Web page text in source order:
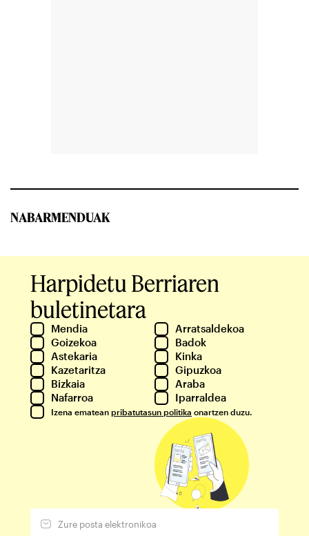
NABARMENDUAK
Harpidetu Berriaren
buletinetara
Mendia
Arratsaldekoa
Goizekoa
Badok
Astekaria
Kinka
Kazetaritza
Gipuzkoa
Bizkaia
Araba
Nafarroa
Iparraldea
Izena ematean pribatutasun politika onartzen duzu.